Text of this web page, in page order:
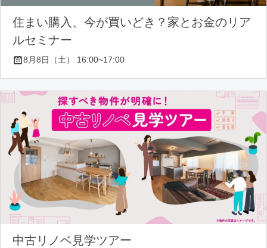
住まい購入、今が買いどき？家とお金のリア
ルセミナー
8月8日（土） 16:00~17:00
中古リノベ見学ツアー